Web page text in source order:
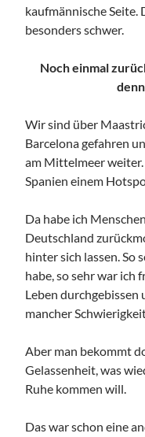
kaufmännische Seite.
besonders schwer.
Noch einmal
Wir sind über
Barcelona gefahren
am Mittelmeer weiter.
Spanien einem
Da habe ich
Deutschland
hinter sich lassen. So
habe, so sehr war ich
Leben durchgebissen
mancher
Aber man bekommt
Gelassenheit, was
Ruhe kommen will.
Das war schon eine